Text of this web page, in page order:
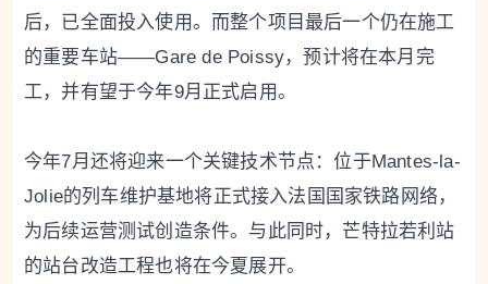
后，已全面投入使用。而整个项目最后一个仍在施工
的重要车站——Gare de Poissy，预计将在本月完
工，并有望于今年9月正式启用。
今年7月还将迎来一个关键技术节点：位于Mantes-la-
Jolie的列车维护基地将正式接入法国国家铁路网络，
为后续运营测试创造条件。与此同时，芒特拉若利站
的站台改造工程也将在今夏展开。